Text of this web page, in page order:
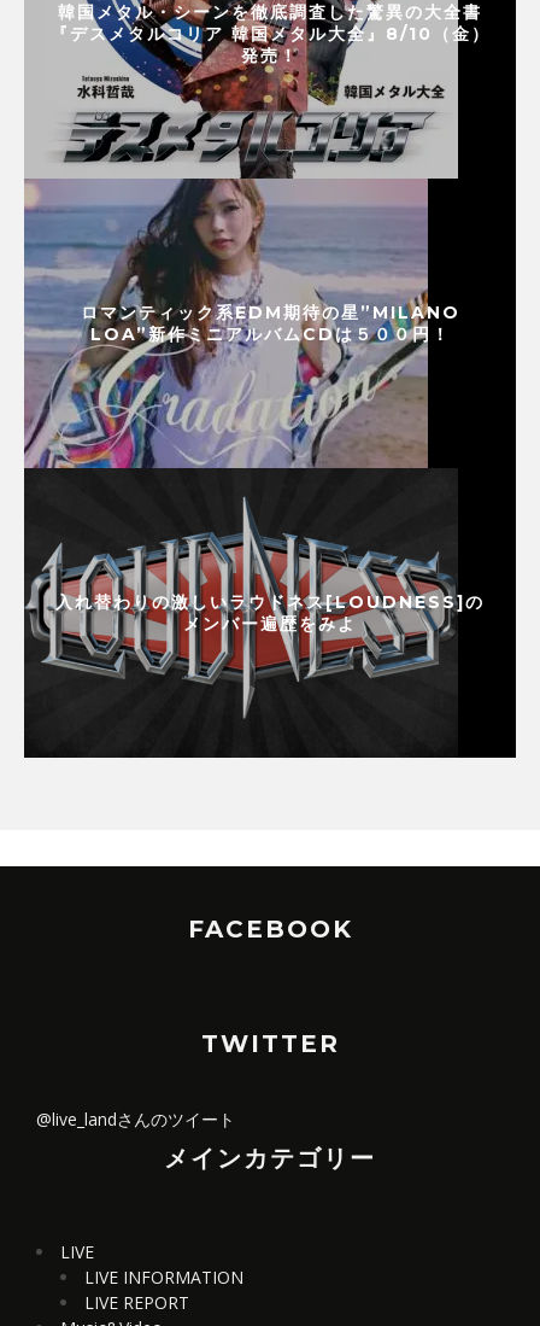
韓国メタル・シーンを徹底調査した驚異の大全書
『デスメタルコリア 韓国メタル大全』8/10（金）
発売！
ロマンティック系EDM期待の星”MILANO
LOA”新作ミニアルバムCDは５００円！
入れ替わりの激しいラウドネス[LOUDNESS]の
メンバー遍歴をみよ
FACEBOOK
TWITTER
@live_landさんのツイート
メインカテゴリー
LIVE
LIVE INFORMATION
LIVE REPORT